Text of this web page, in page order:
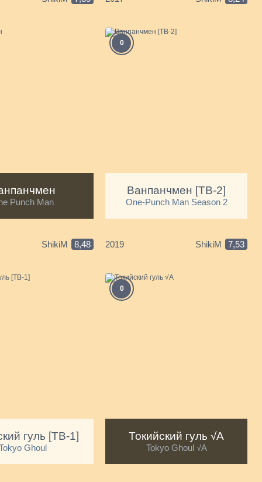
Punch Man
ShikiM 8,48
0
Ванпанчмен [ТВ-2]
One-Punch Man Season 2
2019 ShikiM 7,53
гуль [ТВ-1]
Ghoul
0
Токийский гуль √A
Tokyo Ghoul √A